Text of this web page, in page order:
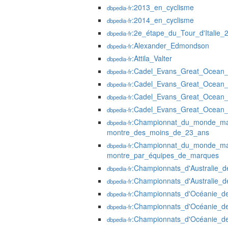
dbpedia-fr:2013_en_cyclisme
dbpedia-fr:2014_en_cyclisme
dbpedia-fr
dbpedia-fr:Alexander_Edmondson
dbpedia-fr:Attila_Valter
dbpedia-fr
dbpedia-fr
dbpedia-fr
dbpedia-fr
dbpedia-fr
montre_des_moins_de_23_ans
dbpedia-fr
montre_par_équipes_de_marques
dbpedia-fr
dbpedia-fr
dbpedia-fr
dbpedia-fr
dbpedia-fr